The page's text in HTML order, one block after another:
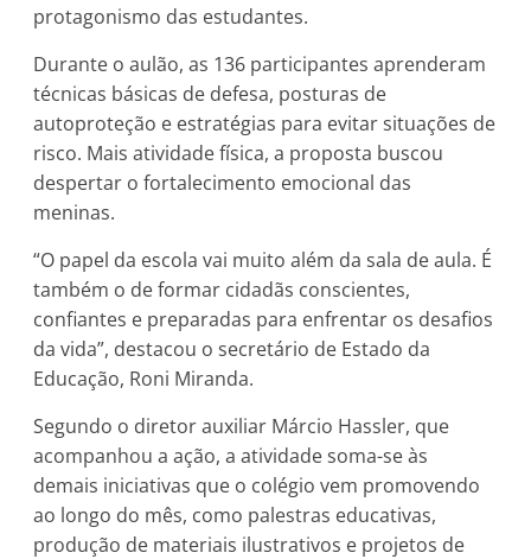
protagonismo das estudantes.
Durante o aulão, as 136 participantes aprenderam
técnicas básicas de defesa, posturas de
autoproteção e estratégias para evitar situações de
risco. Mais atividade física, a proposta buscou
despertar o fortalecimento emocional das
meninas.
“O papel da escola vai muito além da sala de aula. É
também o de formar cidadãs conscientes,
confiantes e preparadas para enfrentar os desafios
da vida”, destacou o secretário de Estado da
Educação, Roni Miranda.
Segundo o diretor auxiliar Márcio Hassler, que
acompanhou a ação, a atividade soma-se às
demais iniciativas que o colégio vem promovendo
ao longo do mês, como palestras educativas,
produção de materiais ilustrativos e projetos de